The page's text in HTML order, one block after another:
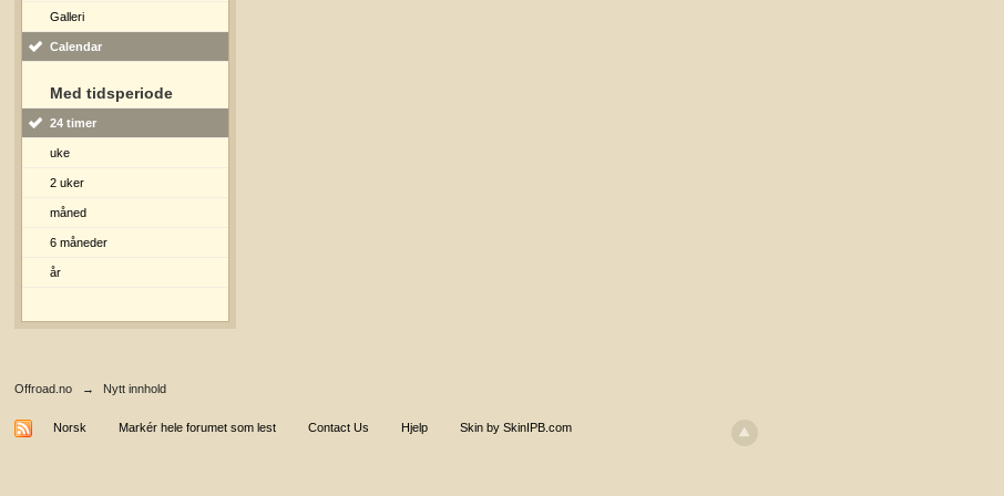
Galleri
Calendar
Med tidsperiode
24 timer
uke
2 uker
måned
6 måneder
år
Offroad.no → Nytt innhold
Norsk Markér hele forumet som lest Contact Us Hjelp Skin by SkinIPB.com